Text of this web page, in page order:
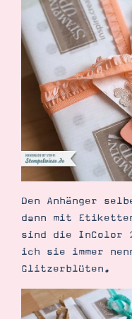
Angebote
Demonstrator
Blog
Gutscheine
Produkte
Über mich
Über Stampin’
Tipps &
Den Anhänger
dann mit
sind die InColor
ich sie immer
Glitzerblüten.